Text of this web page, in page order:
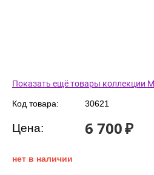
Показать ещё товары коллекции
Код товара: 30621
Цена: 6 700₽
нет в наличии